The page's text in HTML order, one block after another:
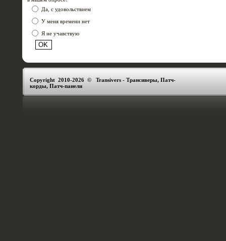
Да, с удовольствием
У меня времени нет
Я не учавствую
Copyright 2010-2026 © Transivers - Трансиверы, Патч-
корды, Патч-панели